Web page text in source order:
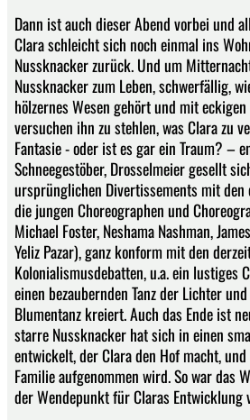
Dann ist auch dieser Abend vorbei und
Clara schleicht sich noch einmal ins
Nussknacker zurück. Und um
Nussknacker zum Leben, schwerfällig,
hölzernes Wesen gehört und mit
versuchen ihn zu stehlen, was Clara zu
Fantasie - oder ist es gar ein Traum? –
Schneegestöber, Drosselmeier gesellt
ursprünglichen Divertissements mit den
die jungen Choreographen und
Michael Foster, Neshama Nashman,
Yeliz Pazar), ganz konform mit den
Kolonialismusdebatten, u.a. ein lustiges
einen bezaubernden Tanz der Lichter
Blumentanz kreiert. Auch das Ende ist
starre Nussknacker hat sich in einen
entwickelt, der Clara den Hof macht,
Familie aufgenommen wird. So war das
der Wendepunkt für Claras Entwicklung